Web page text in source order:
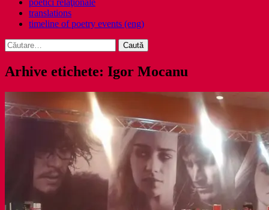
translations
timeline of poetry events (eng)
Caută
după:
Arhive etichete: Igor Mocanu